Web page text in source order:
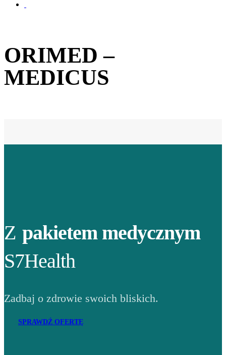
ORIMED –
MEDICUS
Z pakietem medycznym
S7Health
Zadbaj o zdrowie swoich bliskich.
SPRAWDŹ OFERTĘ